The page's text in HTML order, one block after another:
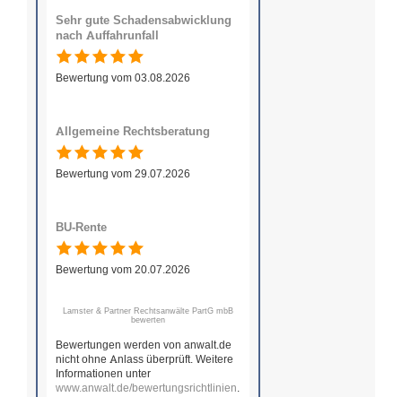
Sehr gute Schadensabwicklung
nach Auffahrunfall
Bewertung vom 03.08.2026
Allgemeine Rechtsberatung
Bewertung vom 29.07.2026
BU-Rente
Bewertung vom 20.07.2026
Lamster & Partner Rechtsanwälte PartG mbB
bewerten
Bewertungen werden von anwalt.de
nicht ohne Anlass überprüft. Weitere
Informationen unter
www.anwalt.de/bewertungsrichtlinien